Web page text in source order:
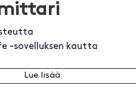
-sovelluksen kautta
Lue lisää